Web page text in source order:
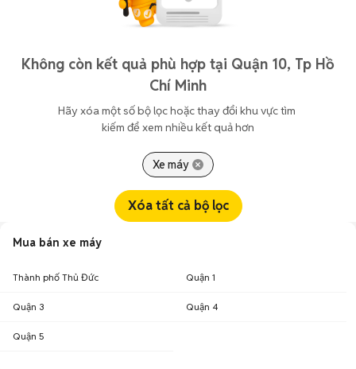
Không còn kết quả phù hợp tại Quận 10, Tp Hồ
Chí Minh
Hãy xóa một số bộ lọc hoặc thay đổi khu vực tìm
kiếm để xem nhiều kết quả hơn
Xe máy
Xóa tất cả bộ lọc
Mua bán xe máy
Thành phố Thủ Đức Quận 1
Quận 3 Quận 4
Quận 5